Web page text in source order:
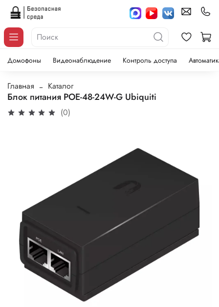
Домофоны Видеонаблюдение Контроль доступа
Главная Каталог
Блок питания POE-48-24W-G Ubiquiti
(0)